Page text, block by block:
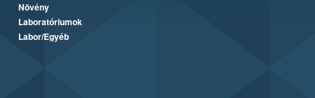
Növény
Laboratóriumok
Labor/Egyéb